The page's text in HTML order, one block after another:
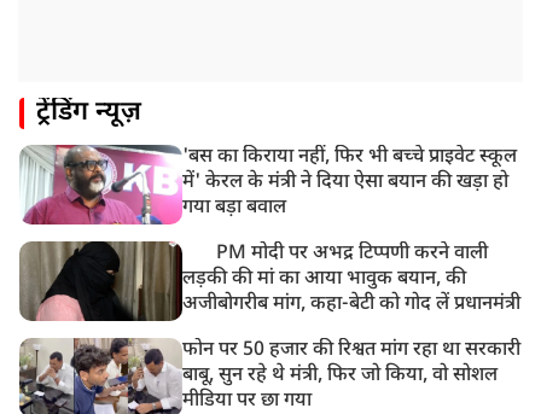
ट्रेंडिंग न्यूज़
'बस का किराया नहीं, फिर भी बच्चे प्राइवेट स्कूल
में' केरल के मंत्री ने दिया ऐसा बयान की खड़ा हो
गया बड़ा बवाल
PM मोदी पर अभद्र टिप्पणी करने वाली
लड़की की मां का आया भावुक बयान, की
अजीबोगरीब मांग, कहा-बेटी को गोद लें प्रधानमंत्री
फोन पर 50 हजार की रिश्वत मांग रहा था सरकारी
बाबू, सुन रहे थे मंत्री, फिर जो किया, वो सोशल
मीडिया पर छा गया